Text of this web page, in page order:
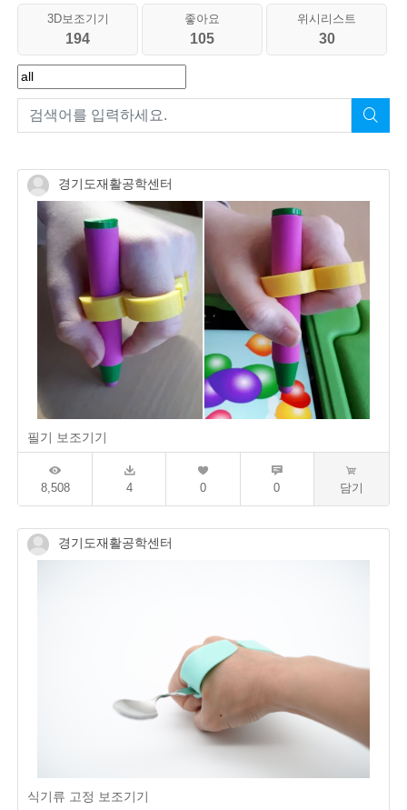
3D보조기기
194
좋아요
105
위시리스트
30
경기도재활공학센터
필기 보조기기
8,508 4 0 0 담기
경기도재활공학센터
식기류 고정 보조기기